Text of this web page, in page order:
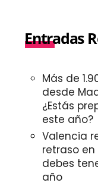
Entradas
Más de
desde
¿Estás
este año?
Valencia
retraso
debes
año